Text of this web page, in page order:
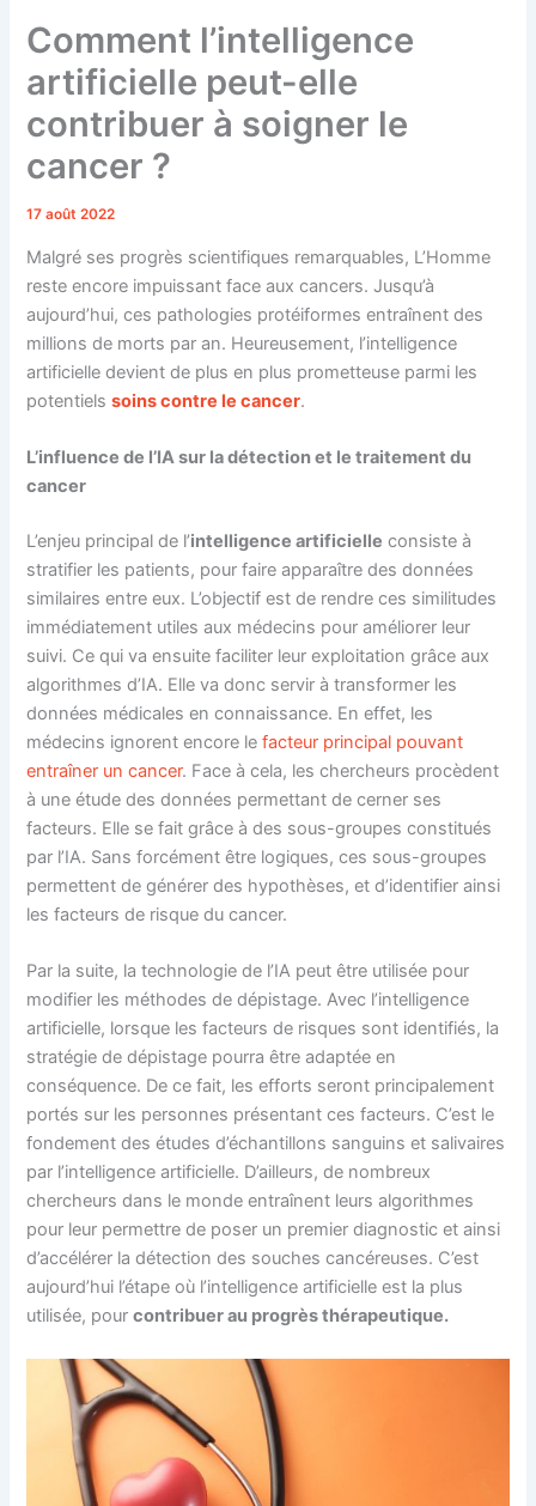
Comment l’intelligence
artificielle peut-elle
contribuer à soigner le
cancer ?
17 août 2022
Malgré ses progrès scientifiques remarquables, L’Homme
reste encore impuissant face aux cancers. Jusqu’à
aujourd’hui, ces pathologies protéiformes entraînent des
millions de morts par an. Heureusement, l’intelligence
artificielle devient de plus en plus prometteuse parmi les
potentielssoins contre le cancer.
L’influence de l’IA sur la détection et le traitement du
cancer
L’enjeu principal de l’intelligence artificielle consiste à
stratifier les patients, pour faire apparaître des données
similaires entre eux. L’objectif est de rendre ces similitudes
immédiatement utiles aux médecins pour améliorer leur
suivi. Ce qui va ensuite faciliter leur exploitation grâce aux
algorithmes d’IA. Elle va donc servir à transformer les
données médicales en connaissance. En effet, les
médecins ignorent encore lefacteur principal pouvant
entraîner un cancer. Face à cela, les chercheurs procèdent
à une étude des données permettant de cerner ses
facteurs. Elle se fait grâce à des sous-groupes constitués
par l’IA. Sans forcément être logiques, ces sous-groupes
permettent de générer des hypothèses, et d’identifier ainsi
les facteurs de risque du cancer.
Par la suite, la technologie de l’IA peut être utilisée pour
modifier les méthodes de dépistage. Avec l’intelligence
artificielle, lorsque les facteurs de risques sont identifiés, la
stratégie de dépistage pourra être adaptée en
conséquence. De ce fait, les efforts seront principalement
portés sur les personnes présentant ces facteurs. C’est le
fondement des études d’échantillons sanguins et salivaires
par l’intelligence artificielle. D’ailleurs, de nombreux
chercheurs dans le monde entraînent leurs algorithmes
pour leur permettre de poser un premier diagnostic et ainsi
d’accélérer la détection des souches cancéreuses. C’est
aujourd’hui l’étape où l’intelligence artificielle est la plus
utilisée, pourcontribuer au progrès thérapeutique.